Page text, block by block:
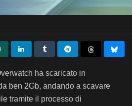
ha scaricato in
ben 2Gb, andando a scavare
tramite il processo di